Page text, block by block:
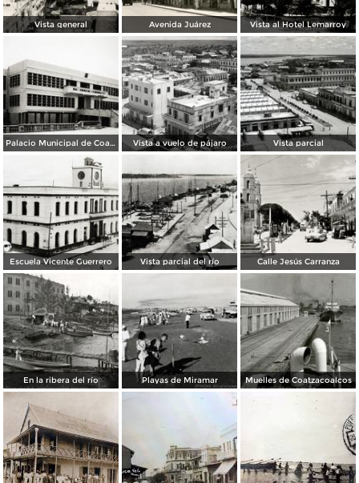
Vista general Avenida Juárez Vista al Hotel Lemarroy
Palacio Municipal de Coatzacoalcos Vista a vuelo de pájaro Vista parcial
Escuela Vicente Guerrero Vista parcial del río Calle Jesús Carranza
En la ribera del río Playas de Miramar Muelles de Coatzacoalcos